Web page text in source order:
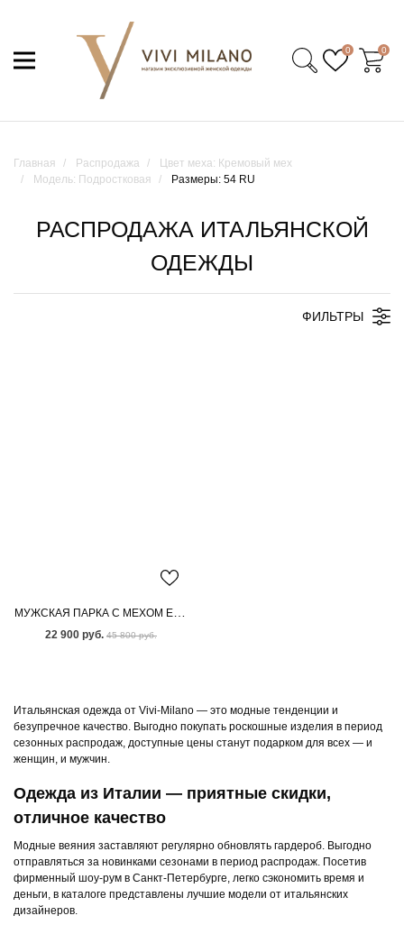
0 0
Главная Распродажа
Цвет меха: Кремовый мех
Модель: Подростковая
Размеры: 54 RU
РАСПРОДАЖА ИТАЛЬЯНСКОЙ
ОДЕЖДЫ
ФИЛЬТРЫ
МУЖСКАЯ ПАРКА С МЕХОМ ЕНОТА
22 900 руб. 45 800 руб.
Итальянская одежда от Vivi-Milano — это модные тенденции и
безупречное качество. Выгодно покупать роскошные изделия в период
сезонных распродаж, доступные цены станут подарком для всех — и
женщин, и мужчин.
Одежда из Италии — приятные скидки,
отличное качество
Модные веяния заставляют регулярно обновлять гардероб. Выгодно
отправляться за новинками сезонами в период распродаж. Посетив
фирменный шоу-рум в Санкт-Петербурге, легко сэкономить время и
деньги, в каталоге представлены лучшие модели от итальянских
дизайнеров.